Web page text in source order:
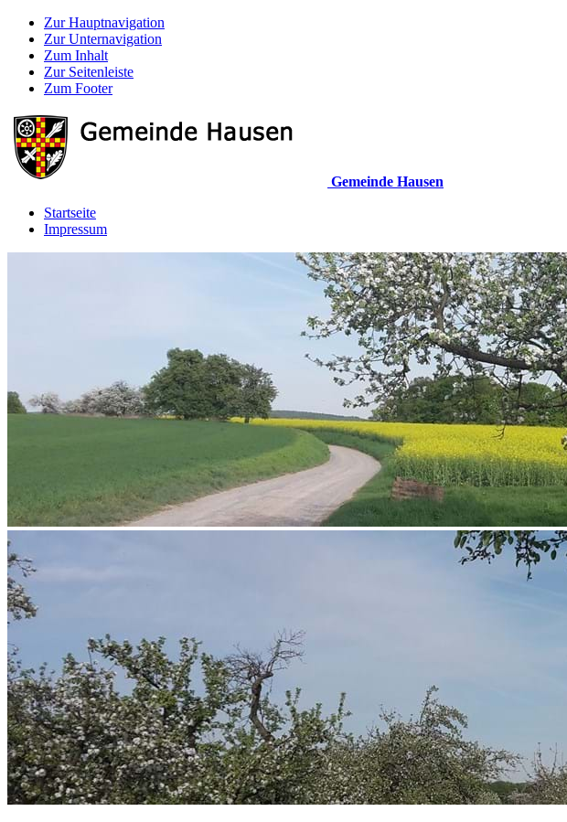
Zur Hauptnavigation
Zur Unternavigation
Zum Inhalt
Zur Seitenleiste
Zum Footer
Gemeinde Hausen
Startseite
Impressum